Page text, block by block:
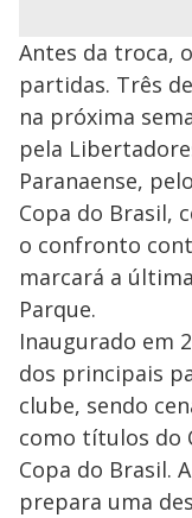
Antes da troca,
partidas. Três
na próxima
pela
Paranaense,
Copa do Brasil,
o confronto
marcará a
Parque.
Inaugurado em
dos principais
clube, sendo
como títulos do
Copa do Brasil.
prepara uma